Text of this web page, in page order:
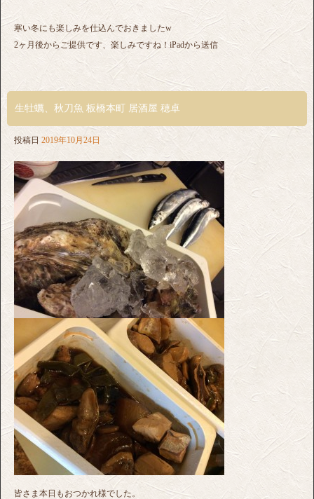
寒い冬にも楽しみを仕込んでおきましたw
2ヶ月後からご提供です、楽しみですね！iPadから送信
生牡蠣、秋刀魚 板橋本町 居酒屋 穂卓
投稿日 2019年10月24日
皆さま本日もおつかれ様でした。